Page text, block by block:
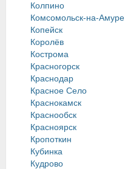
Колпино
Комсомольск-на-Амуре
Копейск
Королёв
Кострома
Красногорск
Краснодар
Красное Село
Краснокамск
Краснообск
Красноярск
Кропоткин
Кубинка
Кудрово